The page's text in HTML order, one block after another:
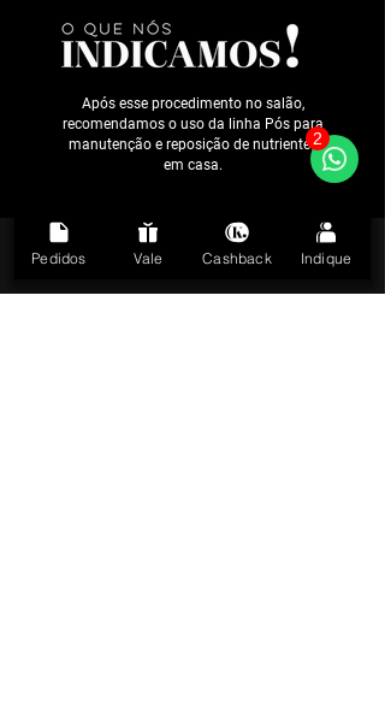
Após esse procedimento no salão,
recomendamos o uso da linha Pós para
manutenção e reposição de nutrientes
em casa.
Pedidos Vale Cashback Indique
2